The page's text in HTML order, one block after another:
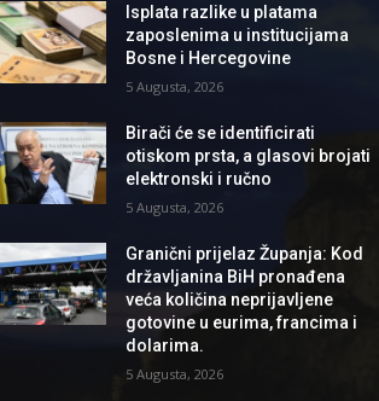
Isplata razlike u platama
zaposlenima u institucijama
Bosne i Hercegovine
5 Augusta, 2026
Birači će se identificirati
otiskom prsta, a glasovi brojati
elektronski i ručno
5 Augusta, 2026
Granični prijelaz Županja: Kod
državljanina BiH pronađena
veća količina neprijavljene
gotovine u eurima, francima i
dolarima.
5 Augusta, 2026